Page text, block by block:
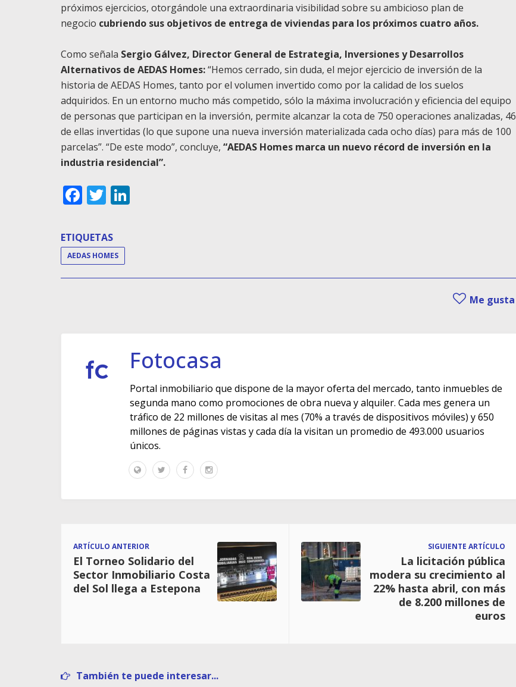
próximos ejercicios, otorgándole una extraordinaria visibilidad sobre su ambicioso plan de
negocio cubriendo sus objetivos de entrega de viviendas para los próximos cuatro años.
Como señala Sergio Gálvez, Director General de Estrategia, Inversiones y Desarrollos
Alternativos de AEDAS Homes:“Hemos cerrado, sin duda, el mejor ejercicio de inversión de la
historia de AEDAS Homes, tanto por el volumen invertido como por la calidad de los suelos
adquiridos. En un entorno mucho más competido, sólo la máxima involucración y eficiencia del equipo
de personas que participan en la inversión, permite alcanzar la cota de 750 operaciones analizadas, 46
de ellas invertidas (lo que supone una nueva inversión materializada cada ocho días) para más de 100
parcelas”. “De este modo”, concluye, “AEDAS Homes marca un nuevo récord de inversión en la
industria residencial”.
Facebook
Twitter
ETIQUETAS
AEDAS HOMES
Me gusta
Fotocasa
Portal inmobiliario que dispone de la mayor oferta del mercado, tanto inmuebles de
segunda mano como promociones de obra nueva y alquiler. Cada mes genera un
tráfico de 22 millones de visitas al mes (70% a través de dispositivos móviles) y 650
millones de páginas vistas y cada día la visitan un promedio de 493.000 usuarios
únicos.
ARTÍCULO ANTERIOR
El Torneo Solidario del
Sector Inmobiliario Costa
del Sol llega a Estepona
SIGUIENTE ARTÍCULO
La licitación pública
modera su crecimiento al
22% hasta abril, con más
de 8.200 millones de
euros
También te puede interesar...